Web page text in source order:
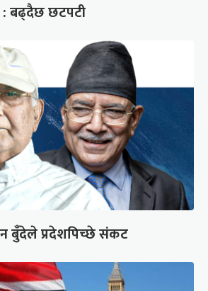
: बढ्दैछ छटपटी
बुँदेले प्रदेशपिच्छे संकट